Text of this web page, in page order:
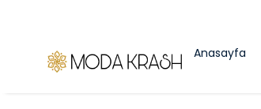
Anasayfa